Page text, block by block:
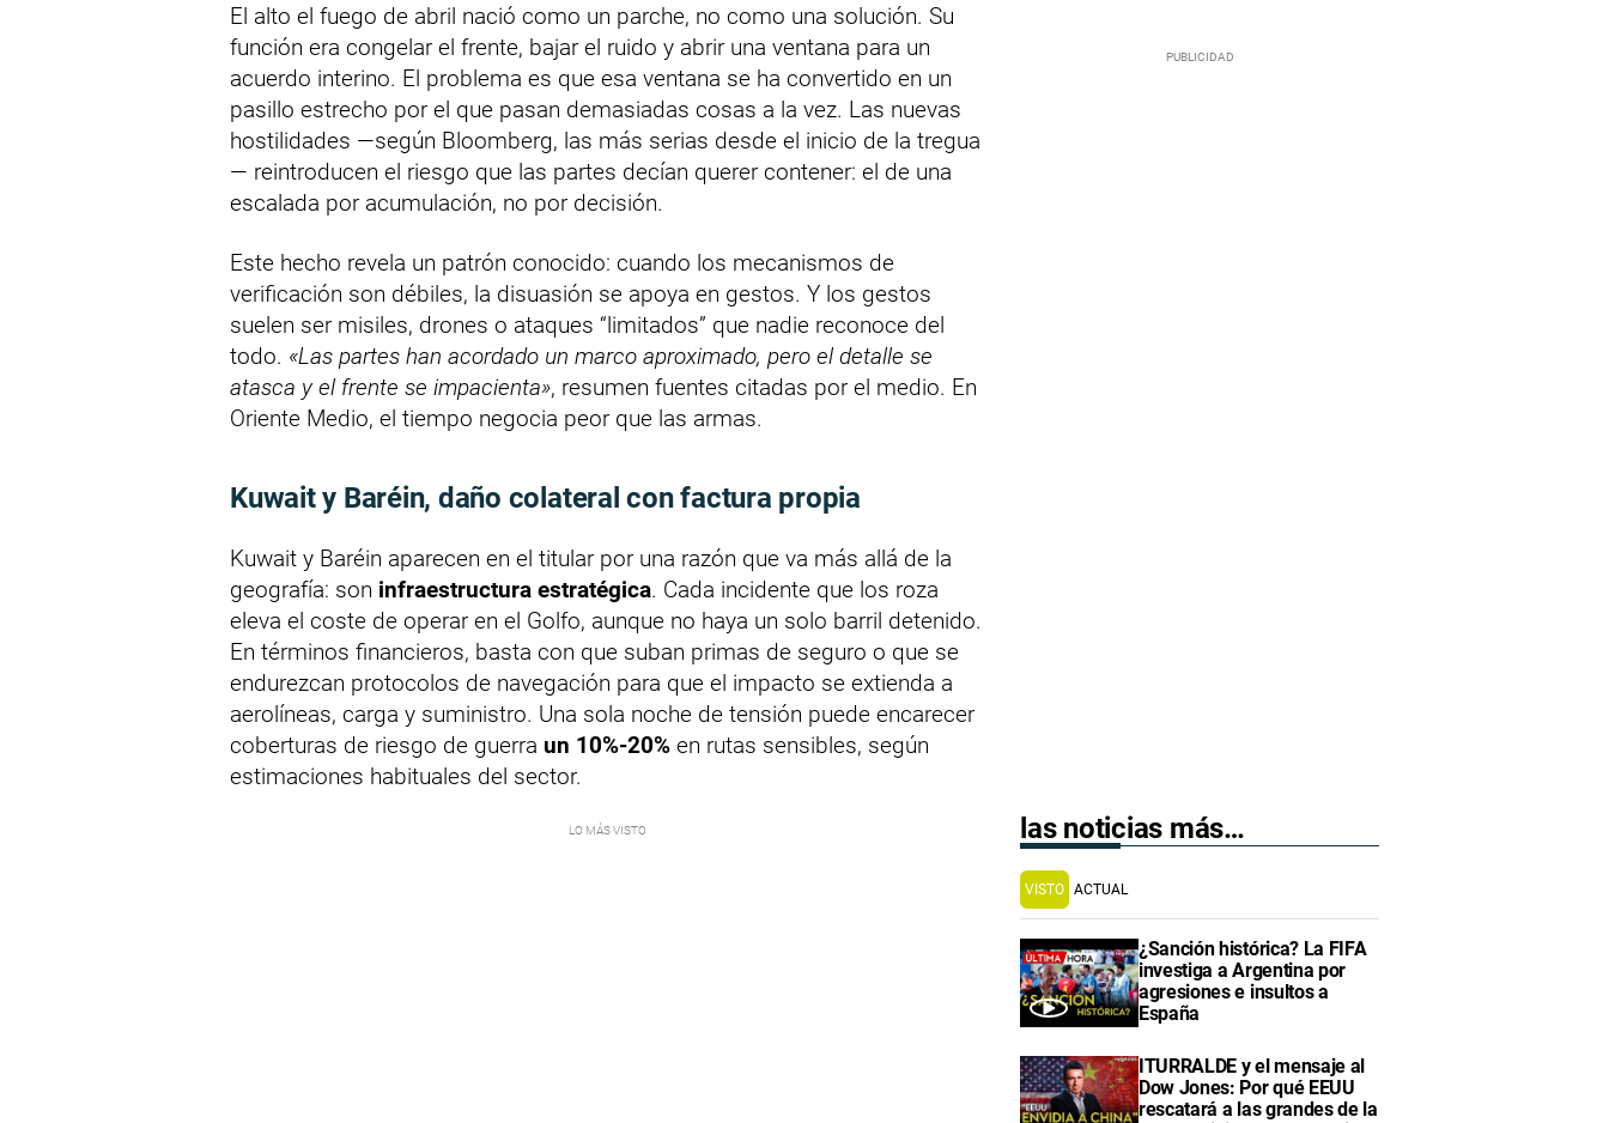
El alto el fuego de abril nació como un parche, no como una solución. Su
función era congelar el frente, bajar el ruido y abrir una ventana para un
acuerdo interino. El problema es que esa ventana se ha convertido en un
pasillo estrecho por el que pasan demasiadas cosas a la vez. Las nuevas
hostilidades —según Bloomberg, las más serias desde el inicio de la tregua
— reintroducen el riesgo que las partes decían querer contener: el de una
escalada por acumulación, no por decisión.
Este hecho revela un patrón conocido: cuando los mecanismos de
verificación son débiles, la disuasión se apoya en gestos. Y los gestos
suelen ser misiles, drones o ataques “limitados” que nadie reconoce del
todo. «Las partes han acordado un marco aproximado, pero el detalle se
atasca y el frente se impacienta», resumen fuentes citadas por el medio. En
Oriente Medio, el tiempo negocia peor que las armas.
Kuwait y Baréin, daño colateral con factura propia
Kuwait y Baréin aparecen en el titular por una razón que va más allá de la
geografía: son infraestructura estratégica. Cada incidente que los roza
eleva el coste de operar en el Golfo, aunque no haya un solo barril detenido.
En términos financieros, basta con que suban primas de seguro o que se
endurezcan protocolos de navegación para que el impacto se extienda a
aerolíneas, carga y suministro. Una sola noche de tensión puede encarecer
coberturas de riesgo de guerra un 10%-20% en rutas sensibles, según
estimaciones habituales del sector.
las noticias más…
VISTO ACTUAL
¿Sanción histórica? La FIFA
investiga a Argentina por
agresiones e insultos a
España
ITURRALDE y el mensaje al
Dow Jones: Por qué EEUU
rescatará a las grandes de la